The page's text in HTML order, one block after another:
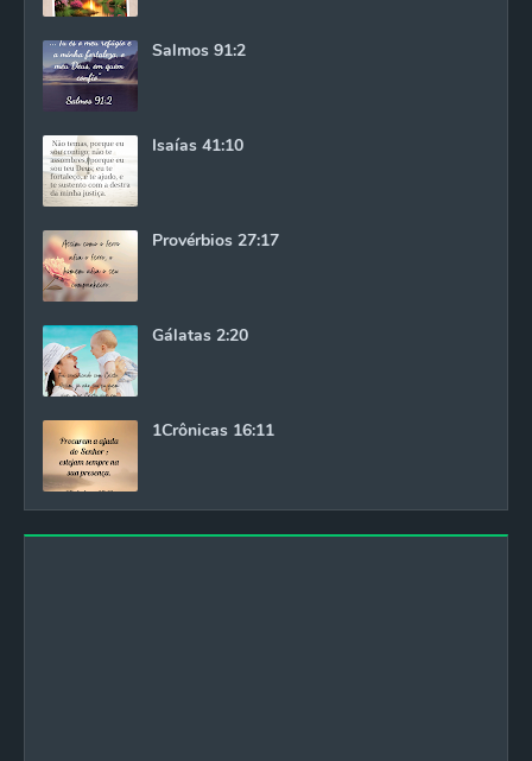
Salmos 91:2
Isaías 41:10
Provérbios 27:17
Gálatas 2:20
1Crônicas 16:11